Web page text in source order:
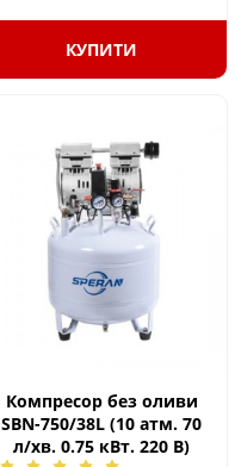
КУПИТИ
Компресор без оливи
SBN-750/38L (10 атм. 70
л/хв. 0.75 кВт. 220 В)